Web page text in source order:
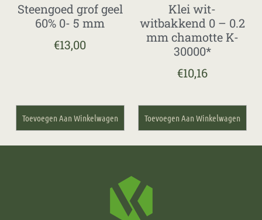
Steengoed grof geel
60% 0- 5 mm
€13,00
Toevoegen Aan Winkelwagen
Klei wit-
witbakkend 0 – 0.2
mm chamotte K-
30000*
€10,16
Toevoegen Aan Winkelwagen